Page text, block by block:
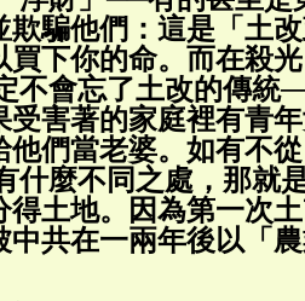
欺騙他們：這是「土
買下你的命。而在殺
不會忘了土改的傳統
受害著的家庭裡有青
他們當老婆。如有不
什麼不同之處，那就
得土地。因為第一次
中共在一兩年後以「